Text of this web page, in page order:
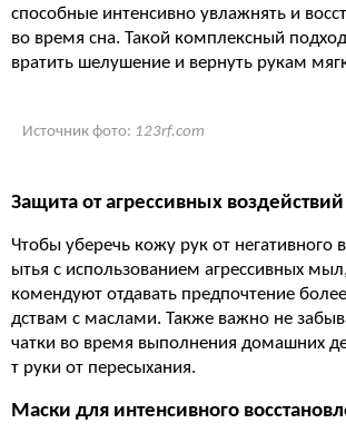
способные интенсивно увлажнять и
во время сна. Такой комплексный
вратить шелушение и вернуть рукам
Источник фото: 123rf.com
Защита от агрессивных воздействий
Чтобы уберечь кожу рук от негативного
ытья с использованием агрессивных
комендуют отдавать предпочтение
дствам с маслами. Также важно не
чатки во время выполнения домашних
т руки от пересыхания.
Маски для интенсивного